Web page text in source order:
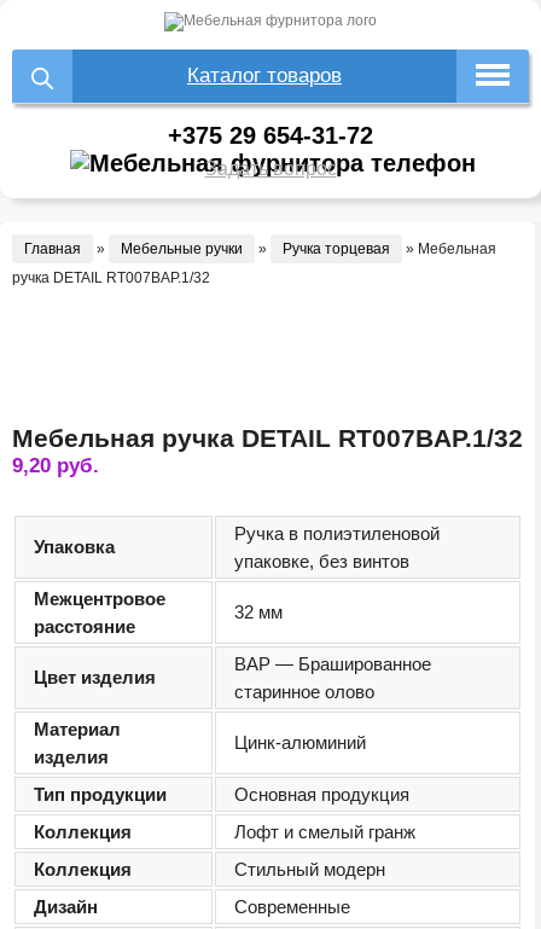
Каталог товаров
+375 29 654-31-72
Задать вопрос
Главная » Мебельные ручки » Ручка торцевая » Мебельная
ручка DETAIL RT007BAP.1/32
Мебельная ручка DETAIL RT007BAP.1/32
9,20 руб.
Упаковка
Ручка в полиэтиленовой
упаковке, без винтов
Межцентровое
расстояние
32 мм
Цвет изделия
BAP — Брашированное
старинное олово
Материал
изделия
Цинк-алюминий
Тип продукции
Основная продукция
Коллекция
Лофт и смелый гранж
Коллекция
Стильный модерн
Дизайн
Современные